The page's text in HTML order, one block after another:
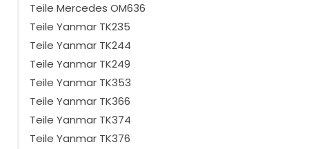
Teile Mercedes OM636
Teile Yanmar TK235
Teile Yanmar TK244
Teile Yanmar TK249
Teile Yanmar TK353
Teile Yanmar TK366
Teile Yanmar TK374
Teile Yanmar TK376